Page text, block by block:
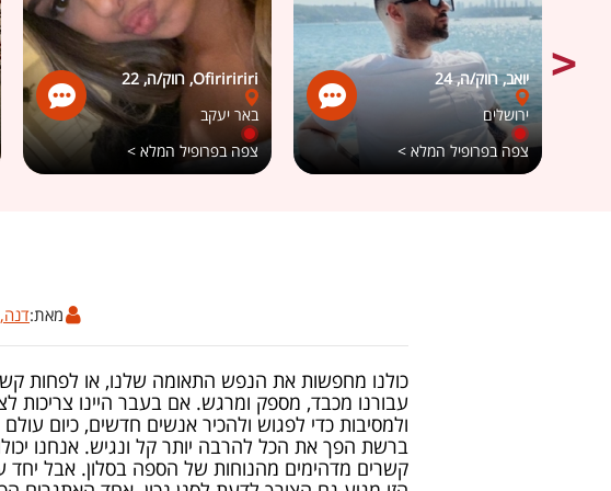
Ofiriririri, רווק/ה, 22
באר יעקב
צפה בפרופיל המלא >
יואב, רווק/ה, 24
ירושלים
צפה בפרופיל המלא >
מאת:
כולנו מחפשות את הנפש התאומה שלנו, או לפחות
עבורנו מכבד, מספק ומרגש. אם בעבר היינו צריכות
ולמסיבות כדי לפגוש ולהכיר אנשים חדשים, כיום עולם
ברשת הפך את הכל להרבה יותר קל ונגיש. אנחנו
קשרים מדהימים מהנוחות של הספה בסלון. אבל יחד